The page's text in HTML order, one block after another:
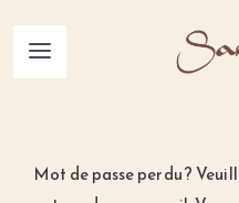
content
Basculer
Huiles précieuses
Mot de passe perdu ?